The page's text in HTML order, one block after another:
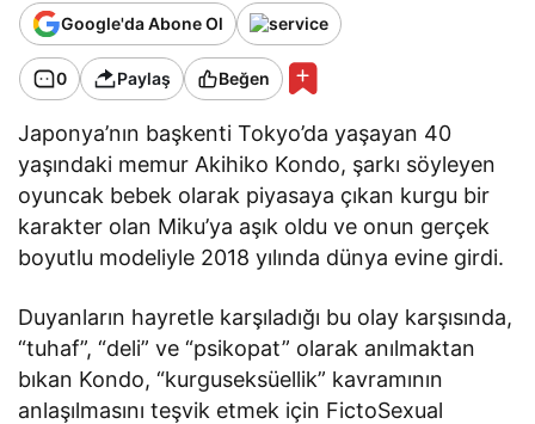
Google'da Abone Ol
0 Paylaş Beğen
Japonya’nın başkenti Tokyo’da yaşayan 40
yaşındaki memur Akihiko Kondo, şarkı söyleyen
oyuncak bebek olarak piyasaya çıkan kurgu bir
karakter olan Miku’ya aşık oldu ve onun gerçek
boyutlu modeliyle 2018 yılında dünya evine girdi.
Duyanların hayretle karşıladığı bu olay karşısında,
“tuhaf”, “deli” ve “psikopat” olarak anılmaktan
bıkan Kondo, “kurguseksüellik” kavramının
anlaşılmasını teşvik etmek için FictoSexual